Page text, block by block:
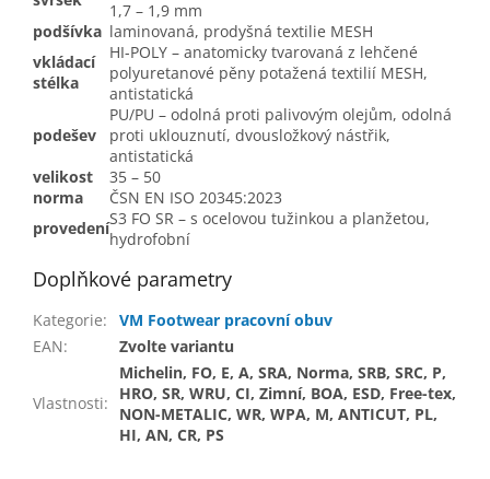
1,7 – 1,9 mm
podšívka laminovaná, prodyšná textilie MESH
vkládací
stélka
HI-POLY – anatomicky tvarovaná z lehčené
polyuretanové pěny potažená textilií MESH,
antistatická
podešev
PU/PU – odolná proti palivovým olejům, odolná
proti uklouznutí, dvousložkový nástřik,
antistatická
velikost
35 – 50
norma
ČSN EN ISO 20345:2023
provedeníS3 FO SR – s ocelovou tužinkou a planžetou,
hydrofobní
Doplňkové parametry
Kategorie:
VM Footwear pracovní obuv
EAN: Zvolte variantu
Vlastnosti:
Michelin, FO, E, A, SRA, Norma, SRB, SRC, P,
HRO, SR, WRU, CI, Zimní, BOA, ESD, Free-tex,
NON-METALIC, WR, WPA, M, ANTICUT, PL,
HI, AN, CR, PS